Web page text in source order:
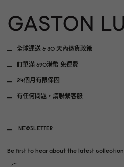
全球運送 & 30 天內退貨政策
訂單滿 690港幣 免運費
24個月有限保固
有任何問題，請聯繫客服
NEWSLETTER
Be first to hear about the latest